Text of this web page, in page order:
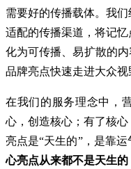
需要好的传播载体。我
适配的传播渠道，将记
化为可传播、易扩散的
品牌亮点快速走进大众
在我们的服务理念中，
心，创造核心；有了核
亮点是“天生的”，是靠
心亮点从来都不是天生